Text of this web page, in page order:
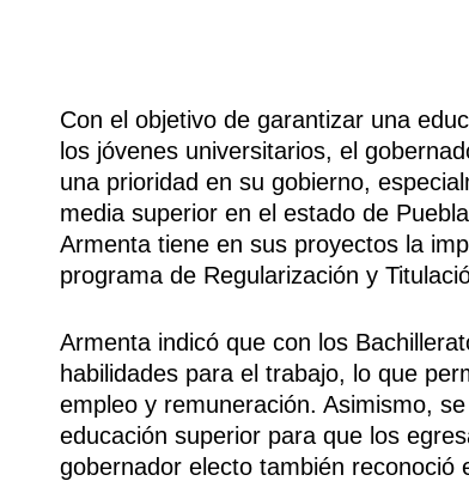
Con el objetivo de garantizar una
los jóvenes universitarios, el
una prioridad en su gobierno,
media superior en el estado de
Armenta tiene en sus proyectos la
programa de Regularización y
Armenta indicó que con los
habilidades para el trabajo, lo que
empleo y remuneración. Asimismo,
educación superior para que los
gobernador electo también reconoció